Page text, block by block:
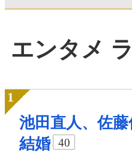
エンタメ
池田直人、佐
結婚
40